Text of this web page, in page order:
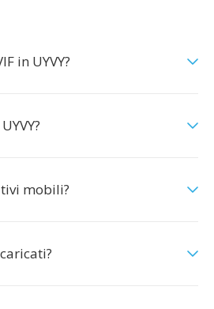
in UYVY?
mobili?